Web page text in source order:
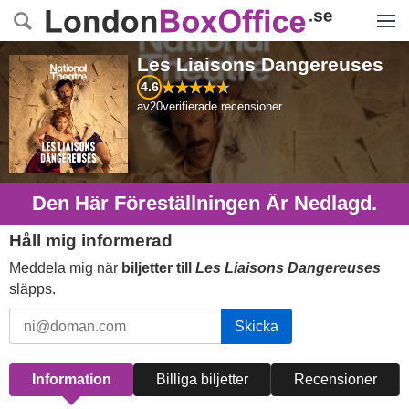
Les Liaisons Dangereuses
4.6
av20verifierade recensioner
Den Här Föreställningen Är Nedlagd.
Håll mig informerad
Meddela mig när biljetter till Les Liaisons Dangereuses
släpps.
Skicka
Information Billiga biljetter Recensioner